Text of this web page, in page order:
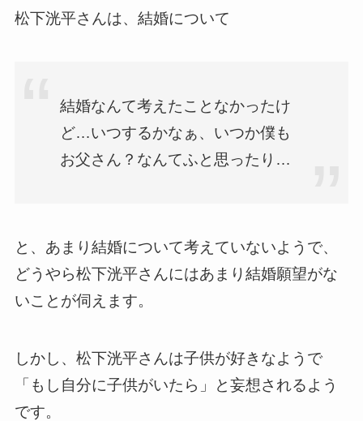
松下洸平さんは、結婚について
結婚なんて考えたことなかったけ
ど…いつするかなぁ、いつか僕も
お父さん？なんてふと思ったり…
と、あまり結婚について考えていないようで、
どうやら松下洸平さんにはあまり結婚願望がな
いことが伺えます。
しかし、松下洸平さんは子供が好きなようで
「もし自分に子供がいたら」と妄想されるよう
です。